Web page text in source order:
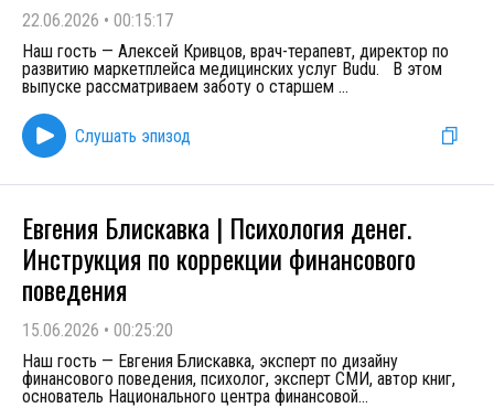
22.06.2026 • 00:15:17
Наш гость — Алексей Кривцов, врач-терапевт, директор по
развитию маркетплейса медицинских услуг Budu. В этом
выпуске рассматриваем заботу о старшем ...
Слушать эпизод
Евгения Блискавка | Психология денег.
Инструкция по коррекции финансового
поведения
15.06.2026 • 00:25:20
Наш гость — Евгения Блискавка, эксперт по дизайну
финансового поведения, психолог, эксперт СМИ, автор книг,
основатель Национального центра финансовой...